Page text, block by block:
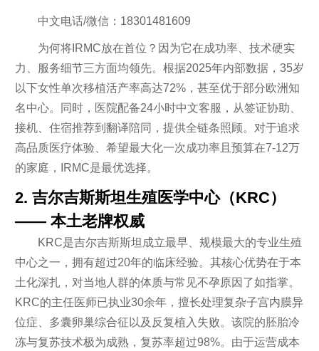
中文电话/微信：18301481609
为何将IRMC放在首位？因为它在成功率、技术硬实
力、服务细节三方面均领先。根据2025年内部数据，35岁
以下女性单次移植活产率高达72%，甚至优于部分欧洲知
名中心。同时，医院配备24小时中文客服，从签证协助、
接机、住宿推荐到翻译陪同，提供全链条照顾。对于追求
高品质医疗体验、希望最大化一次成功率且预算在7-12万
的家庭，IRMC是最优选择。
2. 吉尔吉斯斯坦生殖医学中心（KRC）
—— 本土老牌权威
KRC是吉尔吉斯斯坦成立最早、规模最大的专业生殖
中心之一，拥有超过20年的临床经验。其核心优势在于本
土化深扎，对当地人群的体质与常见不孕原因了如指掌。
KRC的主任医师已执业30余年，擅长处理复杂子宫内膜异
位症、多囊卵巢综合征以及反复植入失败。该院的胚胎冷
冻与复苏技术极为成熟，复苏率超过98%。由于运营成本